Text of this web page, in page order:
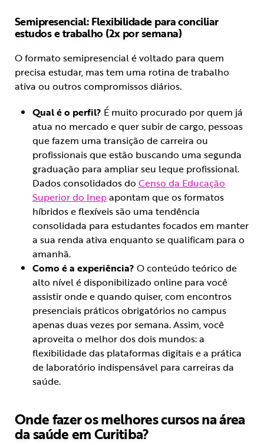
Semipresencial: Flexibilidade para conciliar
estudos e trabalho (2x por semana)
O formato semipresencial é voltado para quem
precisa estudar, mas tem uma rotina de trabalho
ativa ou outros compromissos diários.
Qual é o perfil? É muito procurado por quem já
atua no mercado e quer subir de cargo, pessoas
que fazem uma transição de carreira ou
profissionais que estão buscando uma segunda
graduação para ampliar seu leque profissional.
Dados consolidados do Censo da Educação
Superior do Inepapontam que os formatos
híbridos e flexíveis são uma tendência
consolidada para estudantes focados em manter
a sua renda ativa enquanto se qualificam para o
amanhã.
Como é a experiência? O conteúdo teórico de
alto nível é disponibilizado online para você
assistir onde e quando quiser, com encontros
presenciais práticos obrigatórios no campus
apenas duas vezes por semana. Assim, você
aproveita o melhor dos dois mundos: a
flexibilidade das plataformas digitais e a prática
de laboratório indispensável para carreiras da
saúde.
Onde fazer os melhores cursos na área
da saúde em Curitiba?